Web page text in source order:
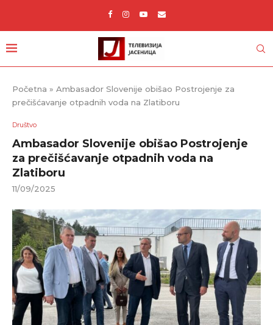
Početna » Ambasador Slovenije obišao Postrojenje za
prečišćavanje otpadnih voda na Zlatiboru
Društvo
Ambasador Slovenije obišao Postrojenje
za prečišćavanje otpadnih voda na
Zlatiboru
11/09/2025